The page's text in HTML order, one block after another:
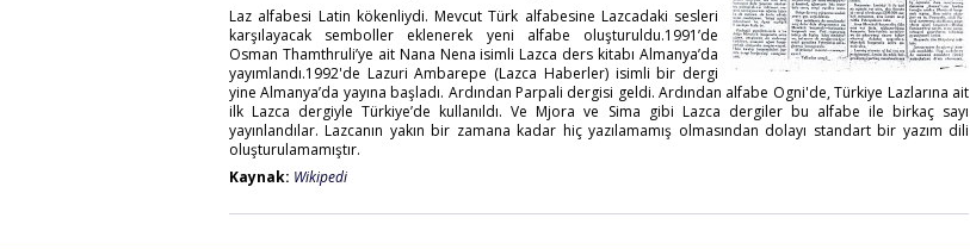
Laz alfabesi Latin kökenliydi. Mevcut Türk alfabesine Lazcadaki sesleri
karşılayacak semboller eklenerek yeni alfabe oluşturuldu.1991’de
Osman Thamthruli’ye ait Nana Nena isimli Lazca ders kitabı Almanya’da
yayımlandı.1992'de Lazuri Ambarepe (Lazca Haberler) isimli bir dergi
yine Almanya’da yayına başladı. Ardından Parpali dergisi geldi. Ardından alfabe Ogni'de, Türkiye Lazlarına ait
ilk Lazca dergiyle Türkiye’de kullanıldı. Ve Mjora ve Sima gibi Lazca dergiler bu alfabe ile birkaç sayı
yayınlandılar. Lazcanın yakın bir zamana kadar hiç yazılamamış olmasından dolayı standart bir yazım dili
oluşturulamamıştır.
Kaynak: Wikipedi